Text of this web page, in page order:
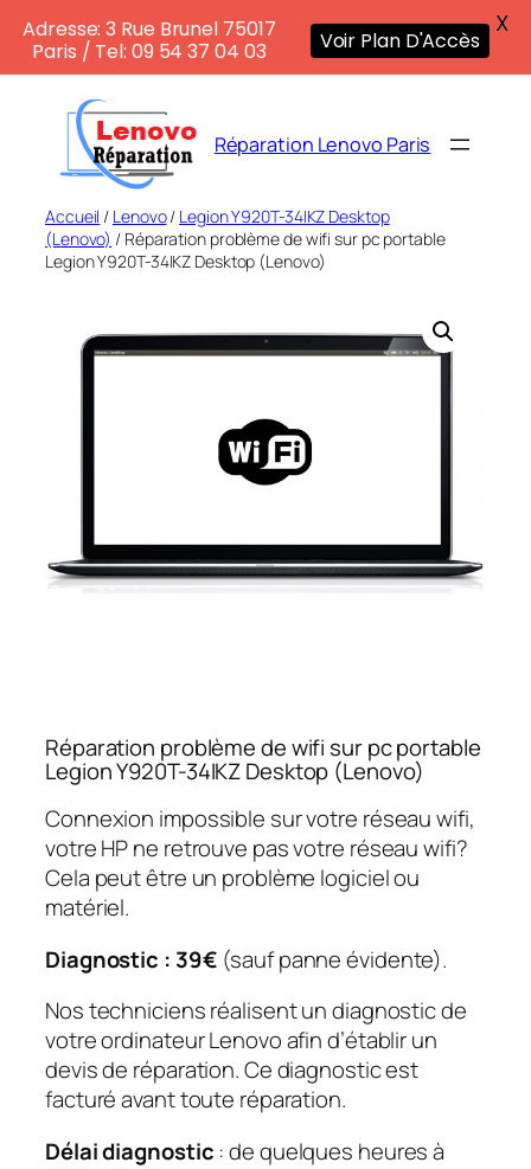
contenu
Réparation Lenovo Paris
Accueil / Lenovo/ Legion Y920T-34IKZ Desktop
(Lenovo) / Réparation problème de wifi sur pc portable
Legion Y920T-34IKZ Desktop (Lenovo)
Réparation problème de wifi sur pc portable
Legion Y920T-34IKZ Desktop (Lenovo)
Connexion impossible sur votre réseau wifi,
votre HP ne retrouve pas votre réseau wifi?
Cela peut être un problème logiciel ou
matériel.
Diagnostic : 39€ (sauf panne évidente).
Nos techniciens réalisent un diagnostic de
votre ordinateur Lenovo afin d’établir un
devis de réparation. Ce diagnostic est
facturé avant toute réparation.
Délai diagnostic : de quelques heures à
Adresse: 3 Rue Brunel 75017
Paris / Tel: 09 54 37 04 03
Voir Plan D'Accès
X